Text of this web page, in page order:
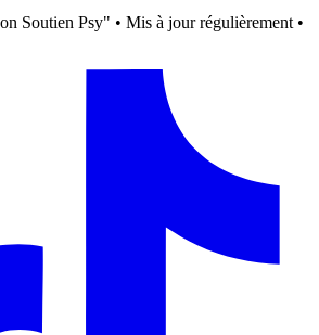
Soutien Psy" • Mis à jour régulièrement •